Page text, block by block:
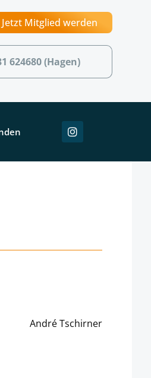
Jetzt Mitglied werden
624680 (Hagen)
André Tschirner